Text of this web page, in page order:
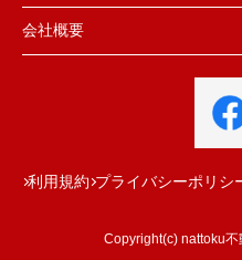
会社概要
利用規約 プライバシーポリシ
Copyright(c) nattoku不